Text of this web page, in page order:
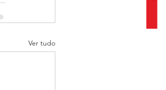
Ver tudo